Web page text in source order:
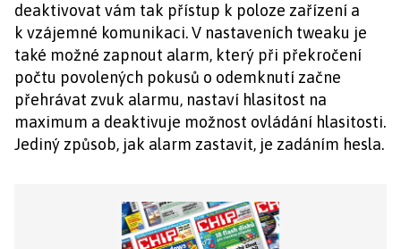
deaktivovat vám tak přístup k poloze zařízení a
k vzájemné komunikaci. V nastaveních tweaku je
také možné zapnout alarm, který při překročení
počtu povolených pokusů o odemknutí začne
přehrávat zvuk alarmu, nastaví hlasitost na
maximum a deaktivuje možnost ovládání hlasitosti.
Jediný způsob, jak alarm zastavit, je zadáním hesla.